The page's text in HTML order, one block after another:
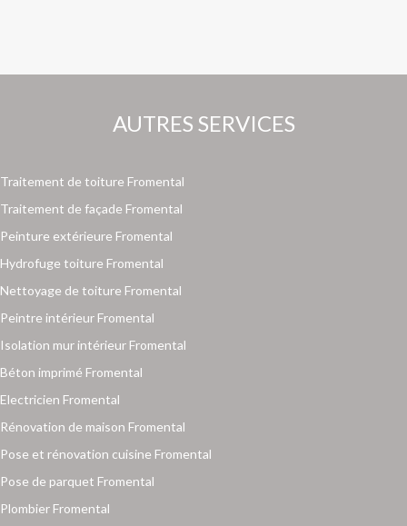
AUTRES SERVICES
Traitement de toiture Fromental
Traitement de façade Fromental
Peinture extérieure Fromental
Hydrofuge toiture Fromental
Nettoyage de toiture Fromental
Peintre intérieur Fromental
Isolation mur intérieur Fromental
Béton imprimé Fromental
Electricien Fromental
Rénovation de maison Fromental
Pose et rénovation cuisine Fromental
Pose de parquet Fromental
Plombier Fromental